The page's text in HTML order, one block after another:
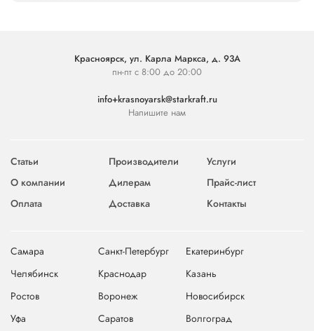
Красноярск, ул. Карла Маркса, д. 93А
пн-пт с 8:00 до 20:00
info+krasnoyarsk@starkraft.ru
Напишите нам
Статьи Производители
Услуги
О компании
Дилерам
Прайс-лист
Оплата
Доставка Контакты
Самара Санкт-Петербург
Екатеринбург
Челябинск
Краснодар
Казань
Ростов
Воронеж
Новосибирск
Уфа
Саратов Волгоград